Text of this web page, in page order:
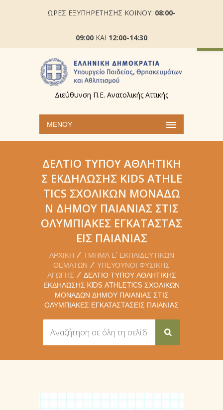
ΩΡΕΣ ΕΞΥΠΗΡΕΤΗΣΗΣ ΚΟΙΝΟΥ: 08:00-
09:00 ΚΑΙ 12:00-14:30
Διεύθυνση Π.Ε. Ανατολικής Αττικής
ΜΕΝΟΎ
ΔΕΛΤΊΟ ΤΎΠΟΥ ΑΘΛΗΤΙΚΉ
Σ ΕΚΔΉΛΩΣΗΣ KIDS ATHLE
TICS ΣΧΟΛΙΚΏΝ ΜΟΝΆΔΩ
Ν ΔΉΜΟΥ ΠΑΙΑΝΊΑΣ ΣΤΙΣ
ΟΛΥΜΠΙΑΚΈΣ ΕΓΚΑΤΑΣΤΆΣ
ΕΙΣ ΠΑΙΑΝΊΑΣ
ΑΡΧΙΚΉ
ΤΜΉΜΑ Ε’ ΕΚΠΑΙΔΕΥΤΙΚΏΝ
ΘΕΜΆΤΩΝ
ΥΠΕΎΘΥΝΟΙ ΦΥΣΙΚΉΣ
ΑΓΩΓΉΣ
ΔΕΛΤΊΟ ΤΎΠΟΥ ΑΘΛΗΤΙΚΉΣ
ΕΚΔΉΛΩΣΗΣ KIDS ATHLETICS ΣΧΟΛΙΚΏΝ
ΜΟΝΆΔΩΝ ΔΉΜΟΥ ΠΑΙΑΝΊΑΣ ΣΤΙΣ
ΟΛΥΜΠΙΑΚΈΣ ΕΓΚΑΤΑΣΤΆΣΕΙΣ ΠΑΙΑΝΊΑΣ